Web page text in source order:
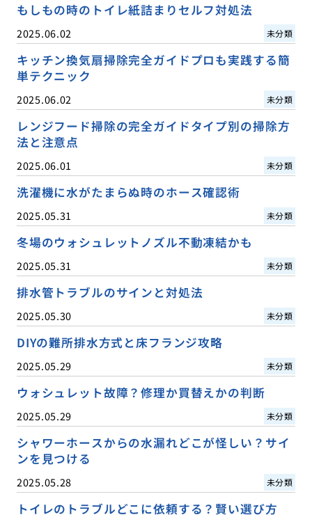
もしもの時のトイレ紙詰まりセルフ対処法
2025.06.02 未分類
キッチン換気扇掃除完全ガイドプロも実践する簡
単テクニック
2025.06.02 未分類
レンジフード掃除の完全ガイドタイプ別の掃除方
法と注意点
2025.06.01 未分類
洗濯機に水がたまらぬ時のホース確認術
2025.05.31 未分類
冬場のウォシュレットノズル不動凍結かも
2025.05.31 未分類
排水管トラブルのサインと対処法
2025.05.30 未分類
DIYの難所排水方式と床フランジ攻略
2025.05.29 未分類
ウォシュレット故障？修理か買替えかの判断
2025.05.29 未分類
シャワーホースからの水漏れどこが怪しい？サイ
ンを見つける
2025.05.28 未分類
トイレのトラブルどこに依頼する？賢い選び方